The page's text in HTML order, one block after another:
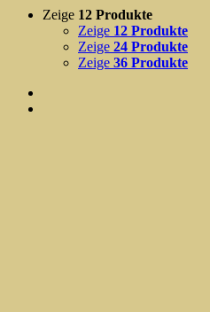
Zeige 12 Produkte
Zeige 12 Produkte
Zeige 24 Produkte
Zeige 36 Produkte